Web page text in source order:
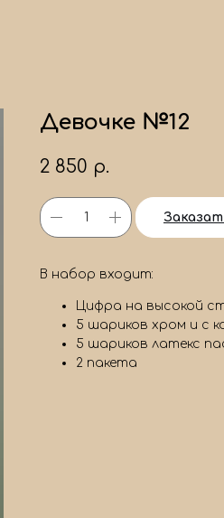
Девочке №12
2 850 р.
В набор входит:
Цифра на высокой
5 шариков хром и с
5 шариков латекс
2 пакета